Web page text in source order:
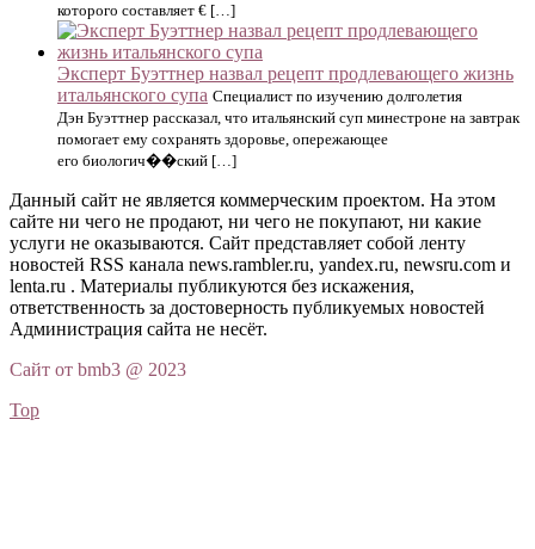
которого составляет € […]
Эксперт Буэттнер назвал рецепт продлевающего жизнь
итальянского супа Специалист по изучению долголетия
Дэн Буэттнер рассказал, что итальянский суп минестроне на завтрак
помогает ему сохранять здоровье, опережающее
его биологич��ский […]
Данный сайт не является коммерческим проектом. На этом
сайте ни чего не продают, ни чего не покупают, ни какие
услуги не оказываются. Сайт представляет собой ленту
новостей RSS канала news.rambler.ru, yandex.ru, newsru.com и
lenta.ru . Материалы публикуются без искажения,
ответственность за достоверность публикуемых новостей
Администрация сайта не несёт.
Сайт от bmb3 @ 2023
Top